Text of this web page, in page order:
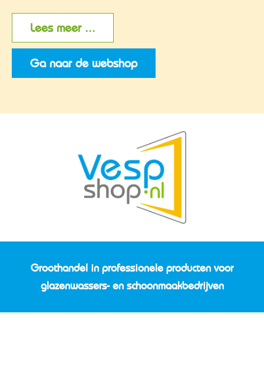
Lees meer ...
Ga naar de webshop
Groothandel in professionele producten voor
glazenwassers- en schoonmaakbedrijven